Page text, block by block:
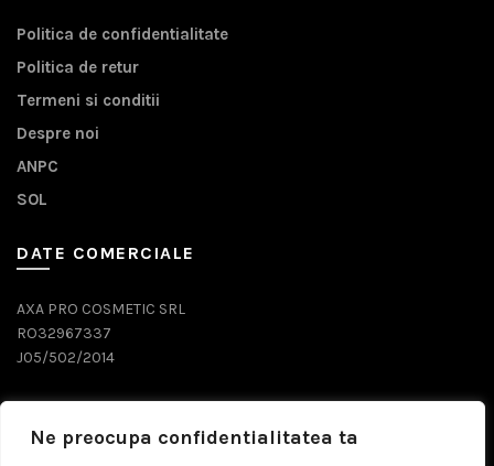
Ne preocupa confidentialitatea ta
Politica de confidentialitate
Politica de retur
Termeni si conditii
Despre noi
ANPC
SOL
DATE COMERCIALE
AXA PRO COSMETIC SRL
RO32967337
J05/502/2014